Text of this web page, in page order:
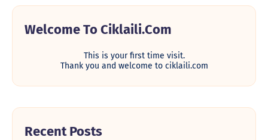
Welcome To Ciklaili.com
This is your first time visit.
Thank you and welcome to ciklaili.com
Recent Posts